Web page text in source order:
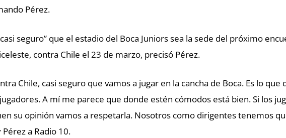
Pérez.
seguro” que el estadio del Boca Juniors sea la sede del próximo
contra Chile el 23 de marzo, precisó Pérez.
Chile, casi seguro que vamos a jugar en la cancha de Boca. Es lo
A mí me parece que donde estén cómodos está bien. Si los
su opinión vamos a respetarla. Nosotros como dirigentes tenemos
Pérez a Radio 10.